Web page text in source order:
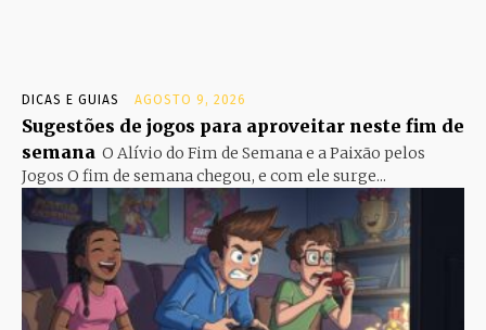
DICAS E GUIAS AGOSTO 9, 2026
Sugestões de jogos para aproveitar neste fim de
semana O Alívio do Fim de Semana e a Paixão pelos
Jogos O fim de semana chegou, e com ele surge...